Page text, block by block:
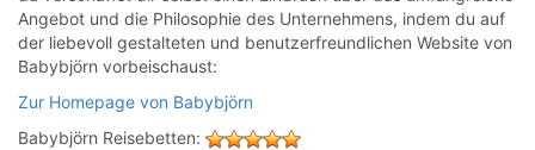
Angebot und die Philosophie des Unternehmens, indem du auf
der liebevoll gestalteten und benutzerfreundlichen Website von
Babybjörn vorbeischaust:
Zur Homepage von Babybjörn
Babybjörn Reisebetten: